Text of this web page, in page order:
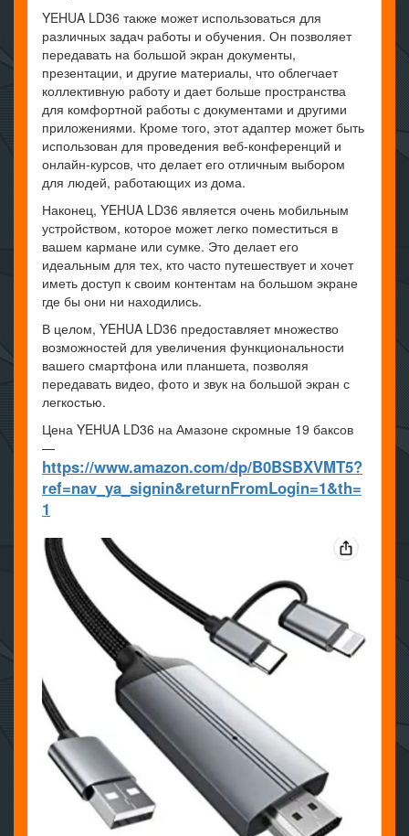
YEHUA LD36 также может использоваться для
различных задач работы и обучения. Он позволяет
передавать на большой экран документы,
презентации, и другие материалы, что облегчает
коллективную работу и дает больше пространства
для комфортной работы с документами и другими
приложениями. Кроме того, этот адаптер может быть
использован для проведения веб-конференций и
онлайн-курсов, что делает его отличным выбором
для людей, работающих из дома.
Наконец, YEHUA LD36 является очень мобильным
устройством, которое может легко поместиться в
вашем кармане или сумке. Это делает его
идеальным для тех, кто часто путешествует и хочет
иметь доступ к своим контентам на большом экране
где бы они ни находились.
В целом, YEHUA LD36 предоставляет множество
возможностей для увеличения функциональности
вашего смартфона или планшета, позволяя
передавать видео, фото и звук на большой экран с
легкостью.
Цена YEHUA LD36 на Амазоне скромные 19 баксов
—
https://www.amazon.com/dp/B0BSBXVMT5?
ref=nav_ya_signin&returnFromLogin=1&th=
1